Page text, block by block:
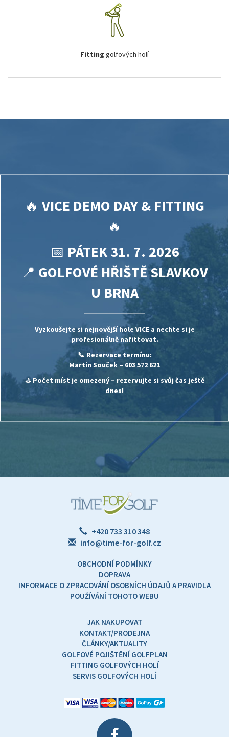
Fitting golfových holí
🔥 VICE DEMO DAY & FITTING
🔥
📅 PÁTEK 31. 7. 2026
📍 GOLFOVÉ HŘIŠTĚ SLAVKOV
U BRNA
Vyzkoušejte si nejnovější hole VICEa nechte si je
profesionálně nafittovat.
📞 Rezervace termínu:
Martin Souček – 603 572 621
⛳Počet míst je omezený – rezervujte si svůj čas ještě
dnes!
+420 733 310 348
info@time-for-golf.cz
OBCHODNÍ PODMÍNKY
DOPRAVA
INFORMACE O ZPRACOVÁNÍ OSOBNÍCH ÚDAJŮ A PRAVIDLA
POUŽÍVÁNÍ TOHOTO WEBU
JAK NAKUPOVAT
KONTAKT/PRODEJNA
ČLÁNKY/AKTUALITY
GOLFOVÉ POJIŠTĚNÍ GOLFPLAN
FITTING GOLFOVÝCH HOLÍ
SERVIS GOLFOVÝCH HOLÍ